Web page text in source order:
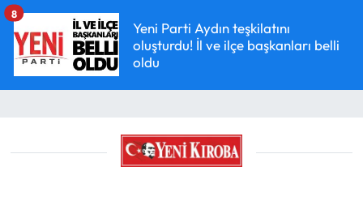
Yeni Parti Aydın teşkilatını
oluşturdu! İl ve ilçe başkanları belli
oldu
8